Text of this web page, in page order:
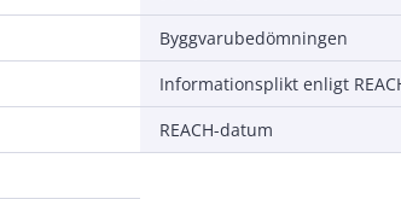
Byggvarubedömningen
Informationsplikt enligt
REACH-datum